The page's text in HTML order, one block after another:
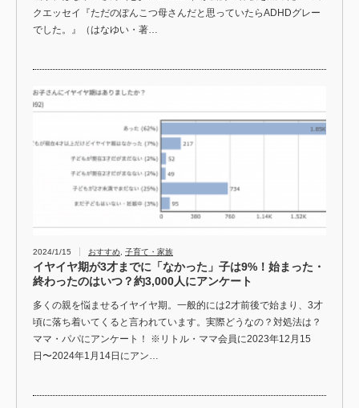
クエッセイ『ただのぽんこつ母さんだと思っていたらADHDグレー
でした。』（はなゆい・著…
2024/1/15 おすすめ 子育て・家族
イヤイヤ期が3才までに「なかった」子は9%！始まった・
終わったのはいつ？約3,000人にアンケート
多くの親を悩ませるイヤイヤ期。一般的には2才前後で始まり、3才
頃に落ち着いてくると言われています。実際どうなの？対処法は？
ママ・パパにアンケート！ ※リトル・ママ会員に2023年12月15
日〜2024年1月14日にアン…